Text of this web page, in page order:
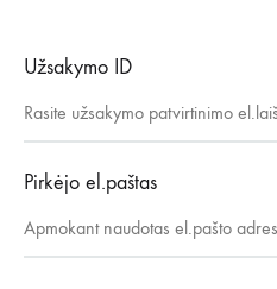
Užsakymo ID
Pirkėjo el.paštas